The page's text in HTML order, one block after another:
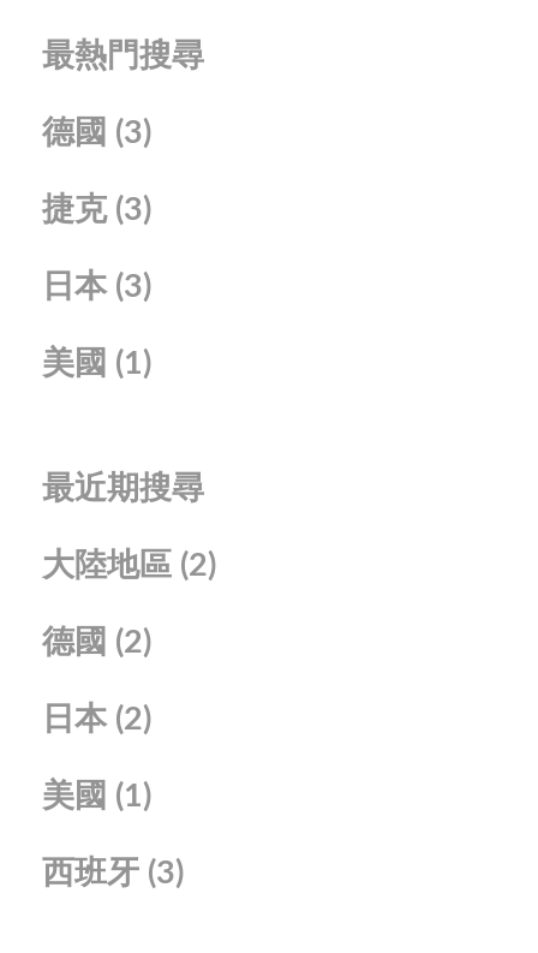
最熱門搜尋
德國 (3)
捷克 (3)
日本 (3)
美國 (1)
最近期搜尋
大陸地區 (2)
德國 (2)
日本 (2)
美國 (1)
西班牙 (3)